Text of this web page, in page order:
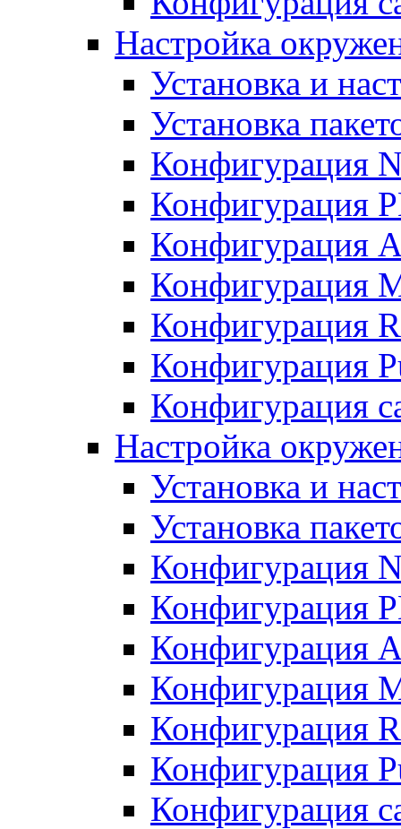
Настройка
Установка и
Установка
Конфигурация
Конфигурация
Конфигурация
Конфигурация
Конфигурация
Конфигурация
Конфигурация
Настройка
Установка и
Установка
Конфигурация
Конфигурация
Конфигурация
Конфигурация
Конфигурация
Конфигурация
Конфигурация